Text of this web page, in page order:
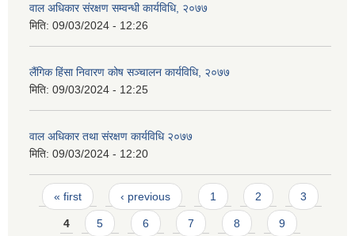
वाल अधिकार संरक्षण सम्वन्धी कार्यविधि, २०७७
मिति: 09/03/2024 - 12:26
लैंगिक हिंसा निवारण कोष सञ्चालन कार्यविधि, २०७७
मिति: 09/03/2024 - 12:25
वाल अधिकार तथा संरक्षण कार्यविधि २०७७
मिति: 09/03/2024 - 12:20
Pages
« first ‹ previous 1 2 3
4 5 6 7 8 9